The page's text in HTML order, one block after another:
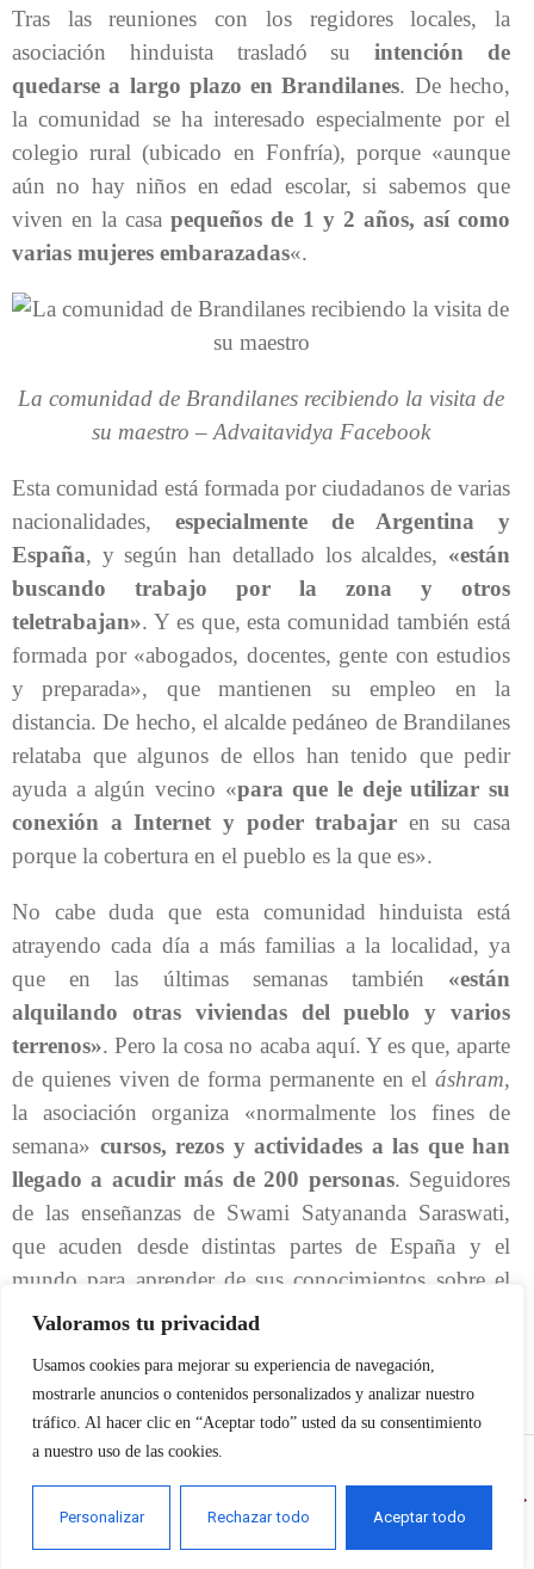
Valoramos tu privacidad
Usamos cookies para mejorar su experiencia de navegación,
mostrarle anuncios o contenidos personalizados y analizar nuestro
tráfico. Al hacer clic en “Aceptar todo” usted da su consentimiento
a nuestro uso de las cookies.
Personalizar Rechazar todo Aceptar todo
Tras las reuniones con los regidores locales, la
asociación hinduista trasladó suintención de
quedarse a largo plazo en Brandilanes. De hecho,
la comunidad se ha interesado especialmente por el
colegio rural (ubicado en Fonfría), porque «aunque
aún no hay niños en edad escolar, si sabemos que
viven en la casapequeños de 1 y 2 años, así como
varias mujeres embarazadas«.
La comunidad de Brandilanes recibiendo la visita de
su maestro – Advaitavidya Facebook
Esta comunidad está formada por ciudadanos de varias
nacionalidades, especialmente de Argentina y
España, y según han detallado los alcaldes, «están
buscando trabajo por la zona y otros
teletrabajan». Y es que, esta comunidad también está
formada por «abogados, docentes, gente con estudios
y preparada», que mantienen su empleo en la
distancia. De hecho, el alcalde pedáneo de Brandilanes
relataba que algunos de ellos han tenido que pedir
ayuda a algún vecino «para que le deje utilizar su
conexión a Internet y poder trabajar en su casa
porque la cobertura en el pueblo es la que es».
No cabe duda que esta comunidad hinduista está
atrayendo cada día a más familias a la localidad, ya
que en las últimas semanas también «están
alquilando otras viviendas del pueblo y varios
terrenos». Pero la cosa no acaba aquí. Y es que, aparte
de quienes viven de forma permanente en el áshram,
la asociación organiza «normalmente los fines de
semana» cursos, rezos y actividades a las que han
llegado a acudir más de 200 personas. Seguidores
de las enseñanzas de Swami Satyananda Saraswati,
que acuden desde distintas partes de España y el
mundo para aprender de sus conocimientos sobre el
yoga y la meditación.
Ver Noticia Original
→